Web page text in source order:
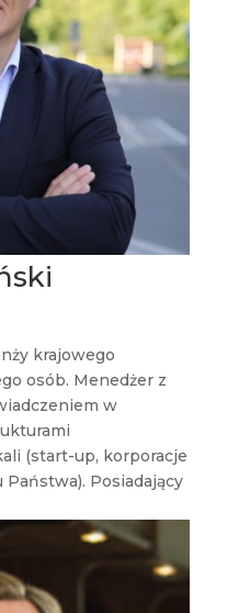
krajowego
osób. Menedżer z
w
(start-up, korporacje
Państwa). Posiadający